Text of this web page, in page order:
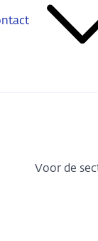
Voor de